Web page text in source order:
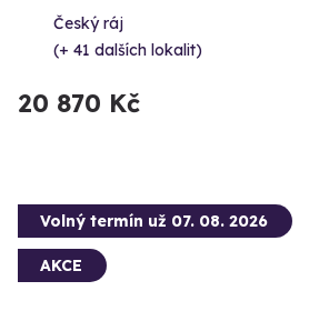
Český ráj
(+ 41 dalších lokalit)
20 870 Kč
Volný termín už 07. 08. 2026
AKCE